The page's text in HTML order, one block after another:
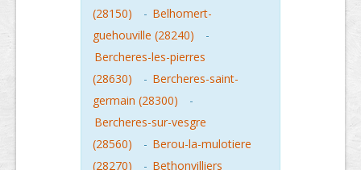
(28150)
- Belhomert-
guehouville (28240)
-
Bercheres-les-pierres
(28630)
- Bercheres-saint-
germain (28300)
-
Bercheres-sur-vesgre
(28560)
- Berou-la-mulotiere
(28270)
- Bethonvilliers